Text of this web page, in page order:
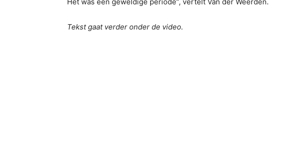
Het was een geweldige periode”, vertelt Van der Weerden.
Tekst gaat verder onder de video.